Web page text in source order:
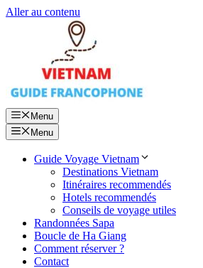
Aller au contenu
Menu
Menu
Guide Voyage Vietnam
Destinations Vietnam
Itinéraires recommendés
Hotels recommendés
Conseils de voyage utiles
Randonnées Sapa
Boucle de Ha Giang
Comment réserver ?
Contact